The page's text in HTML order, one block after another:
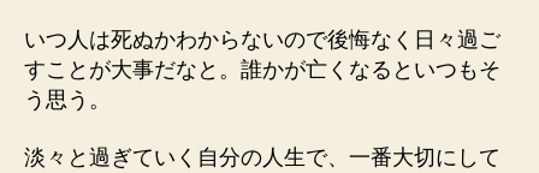
いつ人は死ぬかわからないので後悔なく日々過ご
すことが大事だなと。誰かが亡くなるといつもそ
う思う。
淡々と過ぎていく自分の人生で、一番大切にして